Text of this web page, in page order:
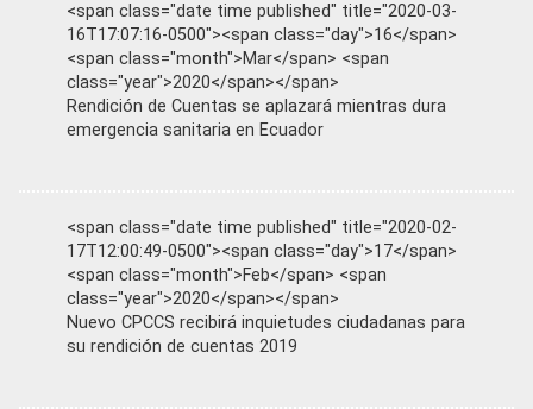
<span class="date time published" title="2020-03-
16T17:07:16-0500"><span class="day">16</span>
<span class="month">Mar</span> <span
class="year">2020</span></span>
Rendición de Cuentas se aplazará mientras dura
emergencia sanitaria en Ecuador
<span class="date time published" title="2020-02-
17T12:00:49-0500"><span class="day">17</span>
<span class="month">Feb</span> <span
class="year">2020</span></span>
Nuevo CPCCS recibirá inquietudes ciudadanas para
su rendición de cuentas 2019